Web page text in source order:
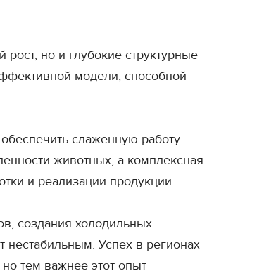
но и глубокие структурные
модели, способной
слаженную работу
животных, а комплексная
и реализации продукции.
создания холодильных
нестабильным. Успех в регионах
тем важнее этот опыт